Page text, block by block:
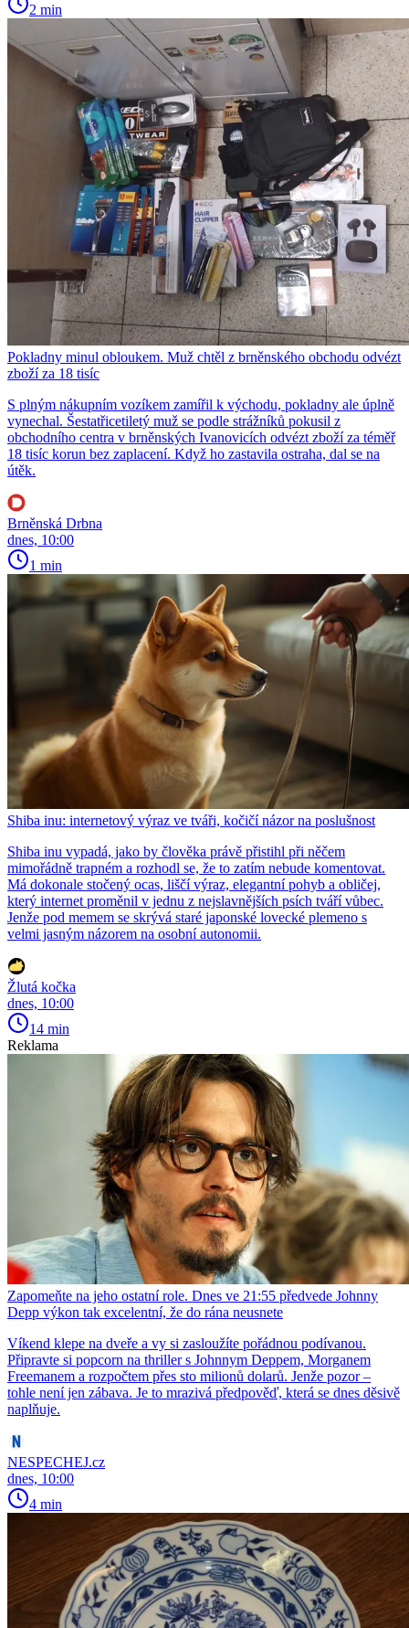
2 min
Pokladny minul obloukem. Muž chtěl z brněnského obchodu odvézt
zboží za 18 tisíc
S plným nákupním vozíkem zamířil k východu, pokladny ale úplně
vynechal. Šestatřicetiletý muž se podle strážníků pokusil z
obchodního centra v brněnských Ivanovicích odvézt zboží za téměř
18 tisíc korun bez zaplacení. Když ho zastavila ostraha, dal se na
útěk.
Brněnská Drbna
dnes, 10:00
1 min
Shiba inu: internetový výraz ve tváři, kočičí názor na poslušnost
Shiba inu vypadá, jako by člověka právě přistihl při něčem
mimořádně trapném a rozhodl se, že to zatím nebude komentovat.
Má dokonale stočený ocas, liščí výraz, elegantní pohyb a obličej,
který internet proměnil v jednu z nejslavnějších psích tváří vůbec.
Jenže pod memem se skrývá staré japonské lovecké plemeno s
velmi jasným názorem na osobní autonomii.
Žlutá kočka
dnes, 10:00
14 min
Reklama
Zapomeňte na jeho ostatní role. Dnes ve 21:55 předvede Johnny
Depp výkon tak excelentní, že do rána neusnete
Víkend klepe na dveře a vy si zasloužíte pořádnou podívanou.
Připravte si popcorn na thriller s Johnnym Deppem, Morganem
Freemanem a rozpočtem přes sto milionů dolarů. Jenže pozor –
tohle není jen zábava. Je to mrazivá předpověď, která se dnes děsivě
naplňuje.
NESPECHEJ.cz
dnes, 10:00
4 min